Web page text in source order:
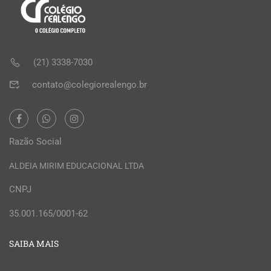
(21) 3338-7030
contato@colegiorealengo.br
Razão Social
ALDEIA MIRIM EDUCACIONAL LTDA
CNPJ
35.001.165/0001-62
SAIBA MAIS